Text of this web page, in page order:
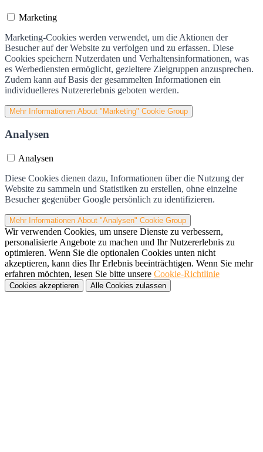
Marketing
Marketing-Cookies werden verwendet, um die Aktionen der
Besucher auf der Website zu verfolgen und zu erfassen. Diese
Cookies speichern Nutzerdaten und Verhaltensinformationen, was
es Werbediensten ermöglicht, gezieltere Zielgruppen anzusprechen.
Zudem kann auf Basis der gesammelten Informationen ein
individuelleres Nutzererlebnis geboten werden.
Mehr Informationen About "Marketing" Cookie Group
Analysen
Analysen
Diese Cookies dienen dazu, Informationen über die Nutzung der
Website zu sammeln und Statistiken zu erstellen, ohne einzelne
Besucher gegenüber Google persönlich zu identifizieren.
Mehr Informationen About "Analysen" Cookie Group
Wir verwenden Cookies, um unsere Dienste zu verbessern,
personalisierte Angebote zu machen und Ihr Nutzererlebnis zu
optimieren. Wenn Sie die optionalen Cookies unten nicht
akzeptieren, kann dies Ihr Erlebnis beeinträchtigen. Wenn Sie mehr
erfahren möchten, lesen Sie bitte unsere Cookie-Richtlinie
Cookies akzeptieren Alle Cookies zulassen